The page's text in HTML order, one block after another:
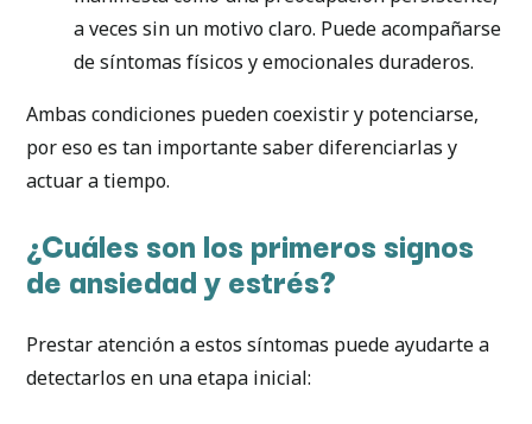
a veces sin un motivo claro. Puede acompañarse
de síntomas físicos y emocionales duraderos.
Ambas condiciones pueden coexistir y potenciarse,
por eso es tan importante saber diferenciarlas y
actuar a tiempo.
¿Cuáles son los primeros signos
de ansiedad y estrés?
Prestar atención a estos síntomas puede ayudarte a
detectarlos en una etapa inicial: